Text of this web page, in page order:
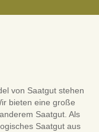
von Saatgut stehen
bieten eine große
Saatgut. Als
Saatgut aus